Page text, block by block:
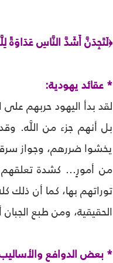
﴿لَتَجِدَنَّ أَشَدَّ النَّاسِ عَدَاوَةً
* عقائد يهودية:
لقد بدأ اليهود حربهم
بل أنهم جزء من اللَّه.
من أمورٍ... كشدة تعلقهم
توراتهم بها، كما أن
الحقيقية، ومن طبع الجبان
* بعض الدوافع